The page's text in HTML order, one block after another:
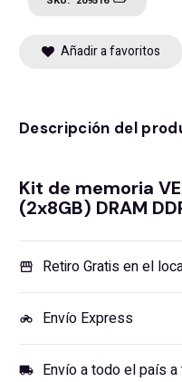
Añadir a favoritos
Descripción del
Kit de memoria
(2x8GB) DRAM
storefront Retiro Gratis en el
motorcycle Envío Express
local_shipping Envío a todo el país